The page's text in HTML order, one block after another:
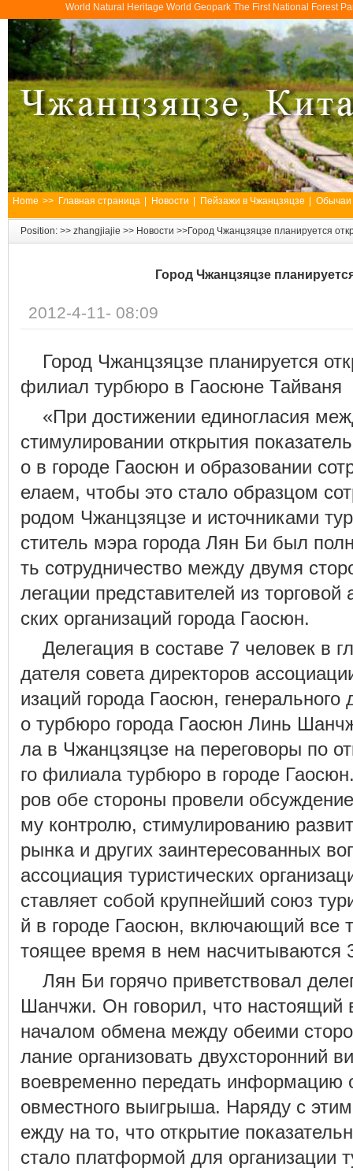
World Natural Heritage World Geopark The First National
Home >> Главная страница Новости Пейзажи в Чжанцзяцзе Обычаи
Position: >> zhangjiajie >> Новости >>Город Чжанцзяцзе планируется
Город Чжанцзяцзе
2012-4-11- 08:09
Город Чжанцзяцзе планируется
филиал турбюро в Гаосюне Тайваня
«При достижении единогласия
стимулировании открытия
о в городе Гаосюн и образовании
елаем, чтобы это стало образцом
родом Чжанцзяцзе и источниками
ститель мэра города Лян Би был
ть сотрудничество между двумя
легации представителей из торговой
ских организаций города Гаосюн.
Делегация в составе 7 человек в
дателя совета директоров
изаций города Гаосюн, генерального
о турбюро города Гаосюн Линь
ла в Чжанцзяцзе на переговоры по
го филиала турбюро в городе
ров обе стороны провели
му контролю, стимулированию
рынка и других заинтересованных
ассоциация туристических
ставляет собой крупнейший союз
й в городе Гаосюн, включающий все
тоящее время в нем насчитываются
Лян Би горячо приветствовал
Шанчжи. Он говорил, что настоящий
началом обмена между обеими
лание организовать двухсторонний
воевременно передать информацию
овместного выигрыша. Наряду с
ежду на то, что открытие
стало платформой для организации